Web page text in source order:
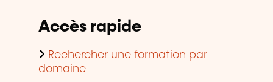
Accès rapide
Rechercher une formation par
domaine